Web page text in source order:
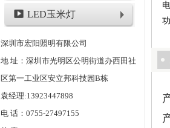
LED玉米灯
深圳市宏阳照明有限公司
地 址：深圳市光明区公明街道办西田社
区第一工业区安立邦科技园B栋
袁经理:13923447898
电 话：0755-27497155